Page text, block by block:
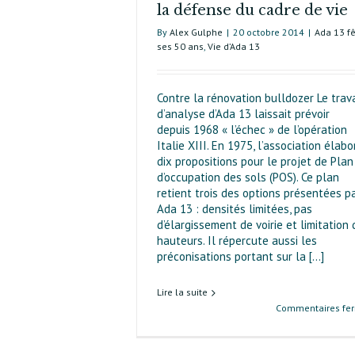
la défense du cadre de vie
By Alex Gulphe | 20 octobre 2014 | Ada 13
ses 50 ans, Vie d’Ada 13
Contre la rénovation bulldozer Le
d’analyse d’Ada 13 laissait prévoir
depuis 1968 « l’échec » de l’opération
Italie XIII. En 1975, l’association
dix propositions pour le projet de Plan
d’occu­pation des sols (POS). Ce plan
retient trois des options présentées
Ada 13 : densités limitées, pas
d’élargissement de voirie et limitation
hauteurs. Il répercute aussi les
préconisations portant sur la [...]
Lire la suite
Commentaires